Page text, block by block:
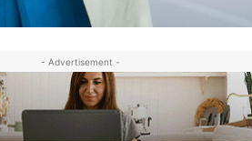
- Advertisement -